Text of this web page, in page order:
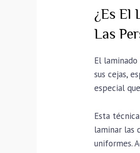
¿Es El
Las
El
sus cejas,
especial
Esta
laminar las
uniformes.